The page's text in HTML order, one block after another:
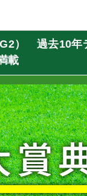
G2） 過去10
載